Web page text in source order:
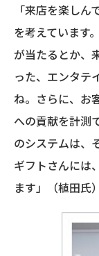
「来店を楽し
を考えています
が当たるとか、
った、エンタテ
ね。さらに、お
への貢献を計測
のシステムは、
ギフトさんには
ます」（植田氏）